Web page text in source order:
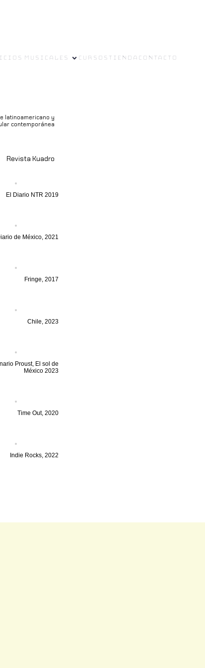
musicales Cursos Tienda Contacto
latinoamericano y
contemporánea
Revista Kuadro
El Diario NTR 2019
de México, 2021
Fringe, 2017
Chile, 2023
Proust, El sol de
México 2023
Time Out, 2020
Indie Rocks, 2022